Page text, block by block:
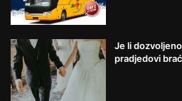
Je li
pradjedovi